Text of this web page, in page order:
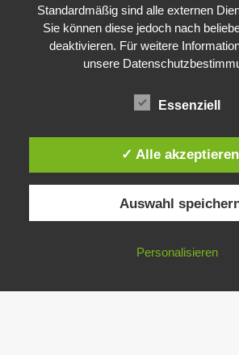
Standardmäßig sind alle externen
Sie können diese jedoch nach
deaktivieren. Für weitere
unsere
Essenziell
✓ Alle akzeptieren
Auswahl
Personalisieren